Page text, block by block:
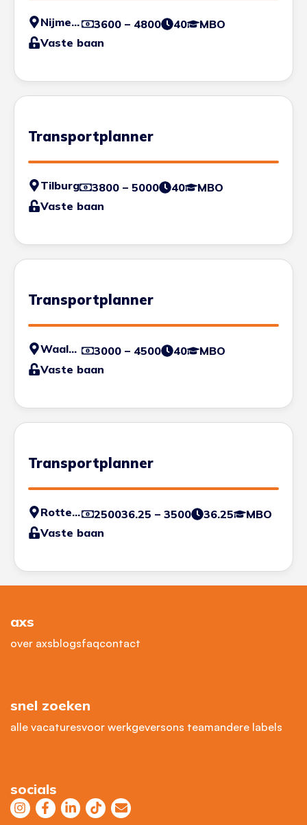
Nijmegen 3600 – 4800 40
MBO
Vaste baan
Transportplanner
Tilburg 3800 – 5000 40
MBO
Vaste baan
Transportplanner
Waalwijk 3000 – 4500 40
MBO
Vaste baan
Transportplanner
Rotterdam 250036.25 – 3500 36.25
MBO
Vaste baan
axs
over axsblogsfaqcontact
snel zoeken
alle vacaturesvoor werkgeversons teamandere labels
socials